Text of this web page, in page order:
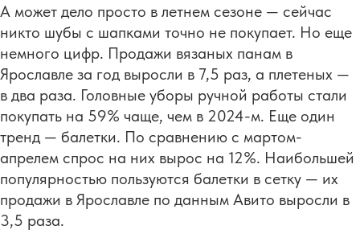
А может дело просто в летнем сезоне — сейчас
никто шубы с шапками точно не покупает. Но еще
немного цифр. Продажи вязаных панам в
Ярославле за год выросли в 7,5 раз, а плетеных —
в два раза. Головные уборы ручной работы стали
покупать на 59% чаще, чем в 2024-м. Еще один
тренд — балетки. По сравнению с мартом-
апрелем спрос на них вырос на 12%. Наибольшей
популярностью пользуются балетки в сетку — их
продажи в Ярославле по данным Авито выросли в
3,5 раза.